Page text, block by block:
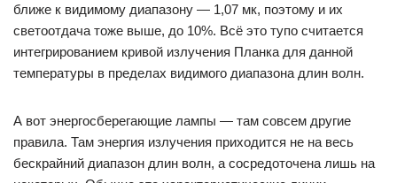
ближе к видимому диапазону — 1,07 мк, поэтому и их
светоотдача тоже выше, до 10%. Всё это тупо считается
интегрированием кривой излучения Планка для данной
температуры в пределах видимого диапазона длин волн.
А вот энергосберегающие лампы — там совсем другие
правила. Там энергия излучения приходится не на весь
бескрайний диапазон длин волн, а сосредоточена лишь на